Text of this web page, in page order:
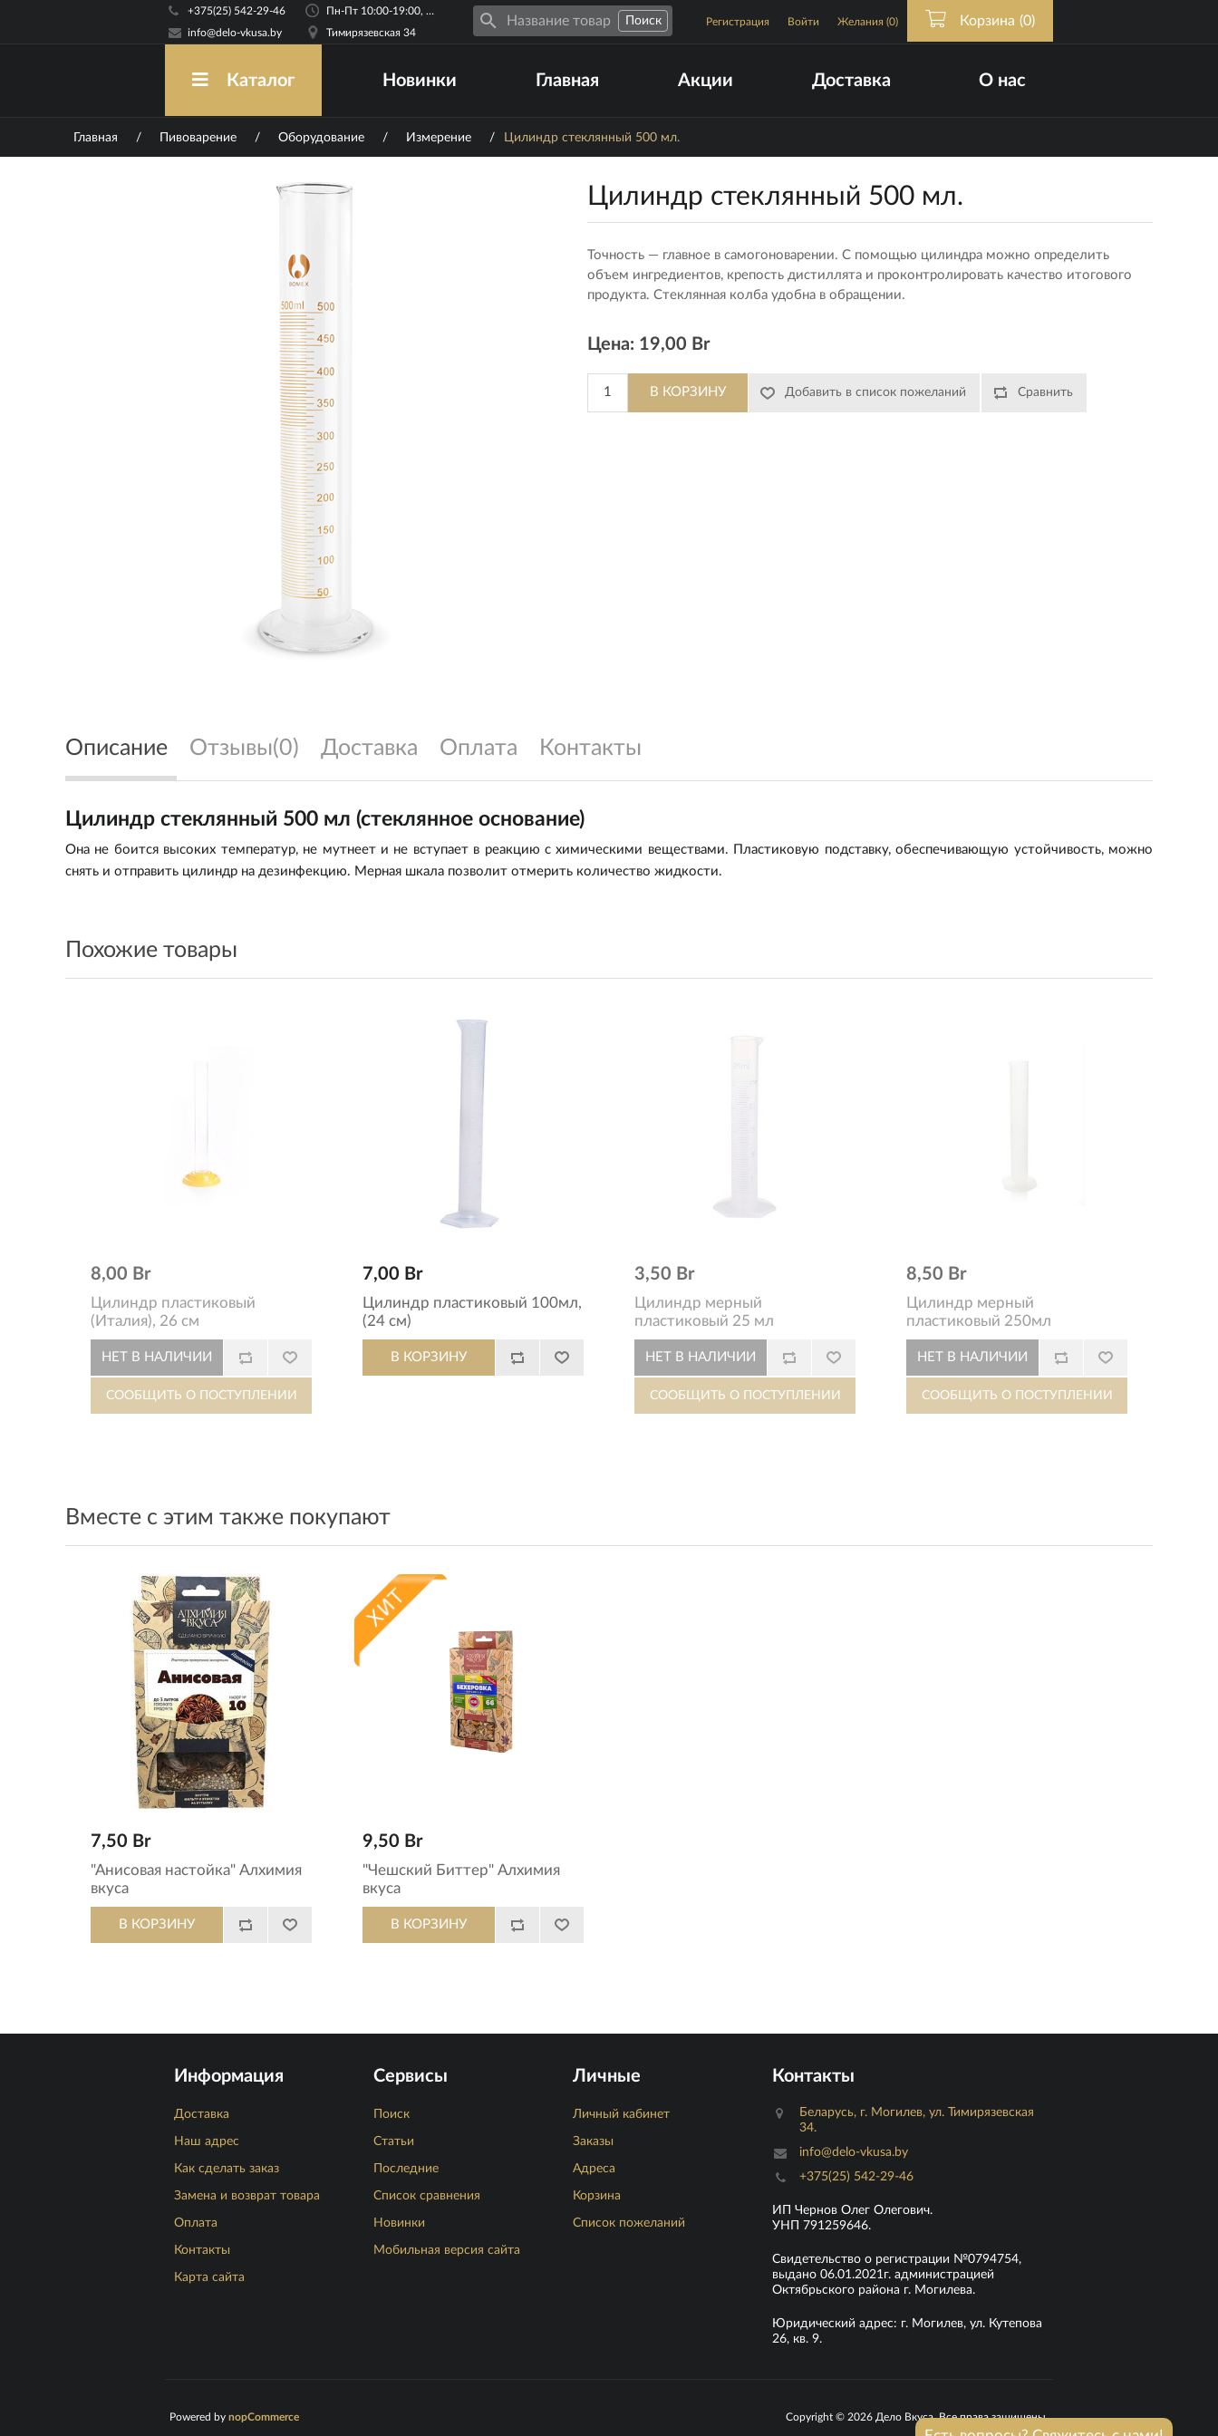
+375(25) 542-29-46
info@delo-vkusa.by
Пн-Пт 10:00-19:00, Сб-Вс 10:00-17:00
Тимирязевская 34
Регистрация Войти Желания (0) Корзина (0)
Каталог Новинки Главная Акции Доставка О нас
Главная / Пивоварение / Оборудование / Измерение / Цилиндр стеклянный 500 мл.
Цилиндр стеклянный 500 мл.
Точность — главное в самогоноварении. С помощью цилиндра можно определить
объем ингредиентов, крепость дистиллята и проконтролировать качество итогового
продукта. Стеклянная колба удобна в обращении.
Цена: 19,00 Br
Описание Отзывы(0) Доставка Оплата Контакты
Цилиндр стеклянный 500 мл (стеклянное основание)
Она не боится высоких температур, не мутнеет и не вступает в реакцию с химическими веществами. Пластиковую подставку, обеспечивающую устойчивость, можно
снять и отправить цилиндр на дезинфекцию. Мерная шкала позволит отмерить количество жидкости.
Похожие товары
8,00 Br
Цилиндр пластиковый
(Италия), 26 см
7,00 Br
Цилиндр пластиковый 100мл,
(24 см)
3,50 Br
Цилиндр мерный
пластиковый 25 мл
8,50 Br
Цилиндр мерный
пластиковый 250мл
Вместе с этим также покупают
7,50 Br
"Анисовая настойка" Алхимия
вкуса
9,50 Br
"Чешский Биттер" Алхимия
вкуса
Информация
Доставка
Наш адрес
Как сделать заказ
Замена и возврат товара
Оплата
Контакты
Карта сайта
Сервисы
Поиск
Статьи
Последние
Список сравнения
Новинки
Мобильная версия сайта
Личные
Личный кабинет
Заказы
Адреса
Корзина
Список пожеланий
Контакты
Беларусь, г. Могилев, ул. Тимирязевская
34.
info@delo-vkusa.by
+375(25) 542-29-46
ИП Чернов Олег Олегович.
УНП 791259646.
Свидетельство о регистрации №0794754,
выдано 06.01.2021г. администрацией
Октябрьского района г. Могилева.
Юридический адрес: г. Могилев, ул. Кутепова
26, кв. 9.
Copyright © 2026 Дело Вкуса. Все права защищены.
Powered by nopCommerce